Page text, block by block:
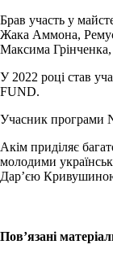
Брав участь у
Жака Аммона,
Максима
У 2022 році став
FUND.
Учасник програми
Акім приділяє
молодими
Дар’єю
Пов’язані